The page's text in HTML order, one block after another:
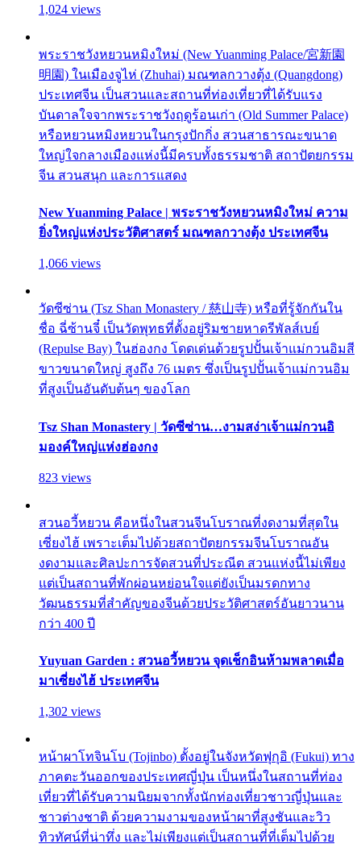
1,024 views
พระราชวังหยวนหมิงใหม่ (New Yuanming Palace/宮新園
明園) ในเมืองจูไห่ (Zhuhai) มณฑลกวางตุ้ง (Quangdong)
ประเทศจีน เป็นสวนและสถานที่ท่องเที่ยวที่ได้รับแรง
บันดาลใจจากพระราชวังฤดูร้อนเก่า (Old Summer Palace)
หรือหยวนหมิงหยวนในกรุงปักกิ่ง สวนสาธารณะขนาด
ใหญ่ใจกลางเมืองแห่งนี้มีครบทั้งธรรมชาติ สถาปัตยกรรม
จีน สวนสนุก และการแสดง
New Yuanming Palace | พระราชวังหยวนหมิงใหม่ ความ
ยิ่งใหญ่แห่งประวัติศาสตร์ มณฑลกวางตุ้ง ประเทศจีน
1,066 views
วัดซีซ่าน (Tsz Shan Monastery / 慈山寺) หรือที่รู้จักกันใน
ชื่อ ฉี่ซ้านจี๋ เป็นวัดพุทธที่ตั้งอยู่ริมชายหาดรีพัลส์เบย์
(Repulse Bay) ในฮ่องกง โดดเด่นด้วยรูปปั้นเจ้าแม่กวนอิมสี
ขาวขนาดใหญ่ สูงถึง 76 เมตร ซึ่งเป็นรูปปั้นเจ้าแม่กวนอิม
ที่สูงเป็นอันดับต้นๆ ของโลก
Tsz Shan Monastery | วัดซีซ่าน…งามสง่าเจ้าแม่กวนอิ
มองค์ใหญ่แห่งฮ่องกง
823 views
สวนอวี้หยวน คือหนึ่งในสวนจีนโบราณที่งดงามที่สุดใน
เซี่ยงไฮ้ เพราะเต็มไปด้วยสถาปัตยกรรมจีนโบราณอัน
งดงามและศิลปะการจัดสวนที่ประณีต สวนแห่งนี้ไม่เพียง
แต่เป็นสถานที่พักผ่อนหย่อนใจแต่ยังเป็นมรดกทาง
วัฒนธรรมที่สำคัญของจีนด้วยประวัติศาสตร์อันยาวนาน
กว่า 400 ปี
Yuyuan Garden : สวนอวี้หยวน จุดเช็กอินห้ามพลาดเมื่อ
มาเซี่ยงไฮ้ ประเทศจีน
1,302 views
หน้าผาโทจินโบ (Tojinbo) ตั้งอยู่ในจังหวัดฟุกุอิ (Fukui) ทาง
ภาคตะวันออกของประเทศญี่ปุ่น เป็นหนึ่งในสถานที่ท่อง
เที่ยวที่ได้รับความนิยมจากทั้งนักท่องเที่ยวชาวญี่ปุ่นและ
ชาวต่างชาติ ด้วยความงามของหน้าผาที่สูงชันและวิว
ทิวทัศน์ที่น่าทึ่ง และไม่เพียงแต่เป็นสถานที่ที่เต็มไปด้วย